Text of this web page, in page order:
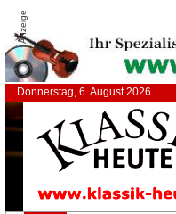
Anzeige
Donnerstag, 6. August 2026